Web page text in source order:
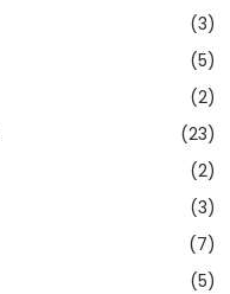
(3)
(5)
(2)
(23)
(2)
(3)
(7)
(5)